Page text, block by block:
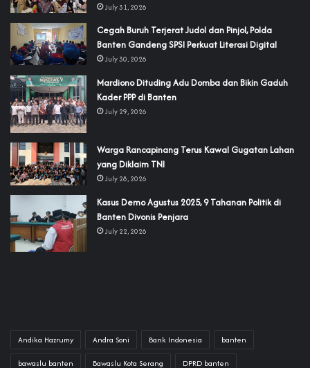
July 31, 2026
Cegah Buruh Terjerat Judol dan Pinjol, Polda
Banten Gandeng SPSI Perkuat Literasi Digital
July 30, 2026
‎Mardiono Dituding Adu Domba dan Bikin Gaduh
Kader PPP di Banten
July 29, 2026
‎Warga Rancapinang Terus Kawal Gugatan Lahan
yang Diklaim TNI‎‎
July 28, 2026
‎Kasus Demo Agustus 2025, 9 Tahanan Politik di
Banten Divonis Penjara
July 22, 2026
Andika Hazrumy Andra Soni Bank Indonesia banten
bawaslu banten Bawaslu Kota Serang DPRD banten